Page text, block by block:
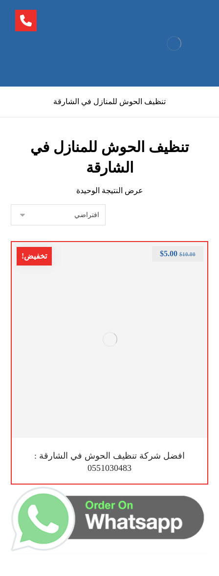
تنظيف الحوش للمنازل في الشارقة
تنظيف الحوش للمنازل في
الشارقة
عرض النتيجة الوحيدة
تخفيض!
افضل شركة تنظيف الحوش في الشارقة :
0551030483
$10.00
$5.00